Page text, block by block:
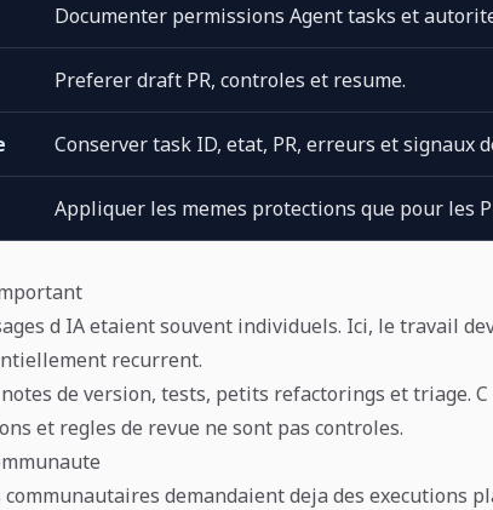
Documenter permissions Agent tasks et
Preferer draft PR, controles et resume.
Conserver task ID, etat, PR, erreurs et signaux
Appliquer les memes protections que pour les
d IA etaient souvent individuels. Ici, le travail
recurrent.
de version, tests, petits refactorings et triage.
et regles de revue ne sont pas controles.
communautaires demandaient deja des executions